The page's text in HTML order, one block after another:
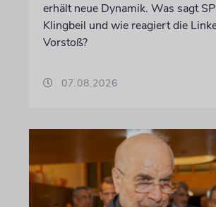
erhält neue Dynamik. Was sagt
Klingbeil und wie reagiert die
Vorstoß?
07.08.2026